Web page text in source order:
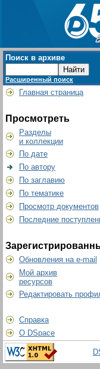
Поиск в архиве
Расширенный поиск
Главная страница
Просмотреть
Разделы
и коллекции
По дате
По автору
По заглавию
По тематике
Просмотр документов
Последние
Обновления на e-mail
Мой архив
ресурсов
Редактировать
Справка
О DSpace